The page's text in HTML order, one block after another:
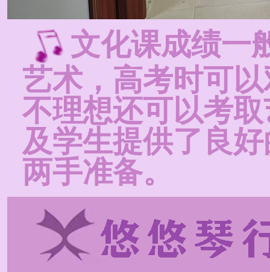
文化课成绩一
艺术，高考时可
不理想还可以考
及学生提供了良
两手准备。